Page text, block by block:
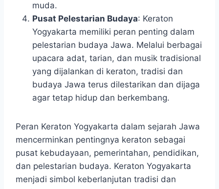
muda.
Pusat Pelestarian Budaya: Keraton
Yogyakarta memiliki peran penting dalam
pelestarian budaya Jawa. Melalui berbagai
upacara adat, tarian, dan musik tradisional
yang dijalankan di keraton, tradisi dan
budaya Jawa terus dilestarikan dan dijaga
agar tetap hidup dan berkembang.
Peran Keraton Yogyakarta dalam sejarah Jawa
mencerminkan pentingnya keraton sebagai
pusat kebudayaan, pemerintahan, pendidikan,
dan pelestarian budaya. Keraton Yogyakarta
menjadi simbol keberlanjutan tradisi dan